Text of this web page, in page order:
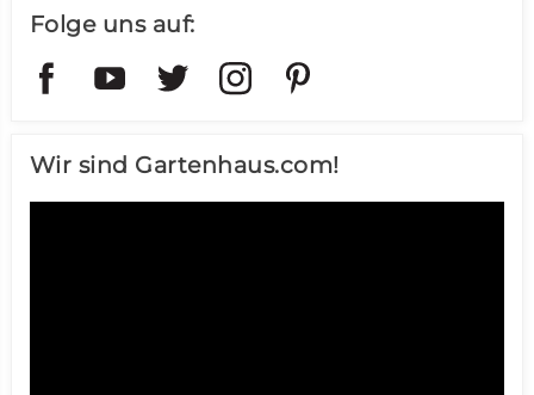
Folge uns auf:
Wir sind Gartenhaus.com!